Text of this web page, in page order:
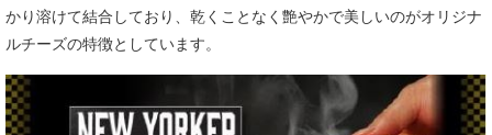
かり溶けて結合しており、乾くことなく艶やかで美しいのがオリジナ
ルチーズの特徴としています。